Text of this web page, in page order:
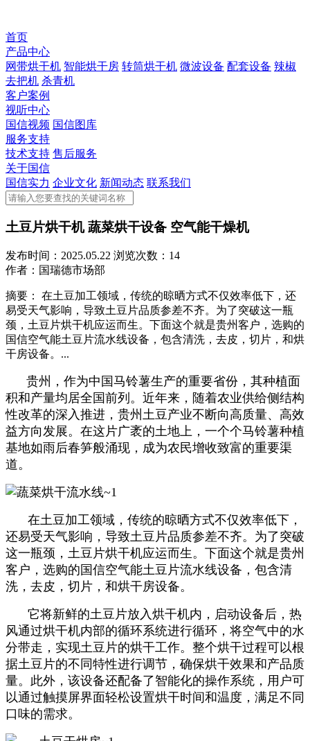
首页
产品中心
网带烘干机 智能烘干房 转筒烘干机 微波设备 配套设备 辣椒
去把机 杀青机
客户案例
视听中心
国信视频 国信图库
服务支持
技术支持 售后服务
关于国信
国信实力 企业文化 新闻动态 联系我们
土豆片烘干机 蔬菜烘干设备 空气能干燥机
发布时间： 2025.05.22 浏览次数： 14
作者： 国瑞德市场部
摘要：
在土豆加工领域，传统的晾晒方式不仅效率低下，还
易受天气影响，导致土豆片品质参差不齐。为了突破这一瓶
颈，土豆片烘干机应运而生。下面这个就是贵州客户，选购的
国信空气能土豆片流水线设备，包含清洗，去皮，切片，和烘
干房设备。...
贵州，作为中国马铃薯生产的重要省份，其种植面
积和产量均居全国前列。近年来，随着农业供给侧结构
性改革的深入推进，贵州土豆产业不断向高质量、高效
益方向发展。在这片广袤的土地上，一个个马铃薯种植
基地如雨后春笋般涌现，成为农民增收致富的重要渠
道。
在土豆加工领域，传统的晾晒方式不仅效率低下，
还易受天气影响，导致土豆片品质参差不齐。为了突破
这一瓶颈，土豆片烘干机应运而生。下面这个就是贵州
客户，选购的国信空气能土豆片流水线设备，包含清
洗，去皮，切片，和烘干房设备。
它将新鲜的土豆片放入烘干机内，启动设备后，热
风通过烘干机内部的循环系统进行循环，将空气中的水
分带走，实现土豆片的烘干工作。整个烘干过程可以根
据土豆片的不同特性进行调节，确保烘干效果和产品质
量。此外，该设备还配备了智能化的操作系统，用户可
以通过触摸屏界面轻松设置烘干时间和温度，满足不同
口味的需求。